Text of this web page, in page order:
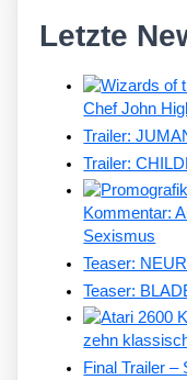
Letzte
Chef John
Trailer:
Trailer:
Kommentar:
Sexismus
Teaser:
Teaser:
zehn
Final Trailer